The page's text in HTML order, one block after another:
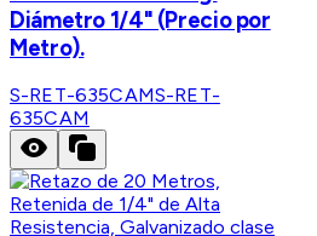
Diámetro 1/4" (Precio por
Metro).
S-RET-635CAMS-RET-
635CAM